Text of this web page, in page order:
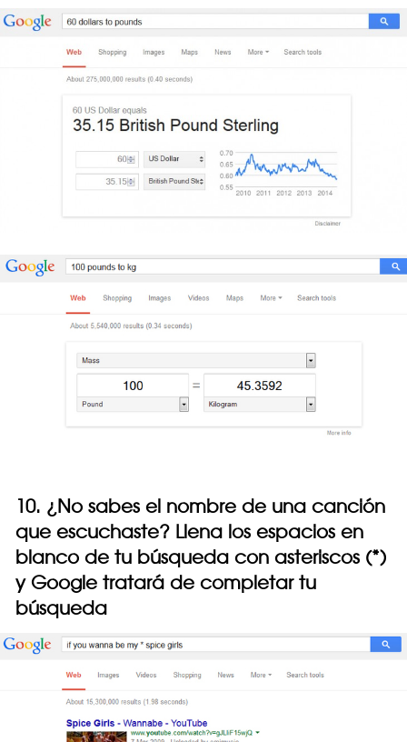
10. ¿No sabes el nombre de una canción
que escuchaste? Llena los espacios en
blanco de tu búsqueda con asteriscos (*)
y Google tratará de completar tu
búsqueda